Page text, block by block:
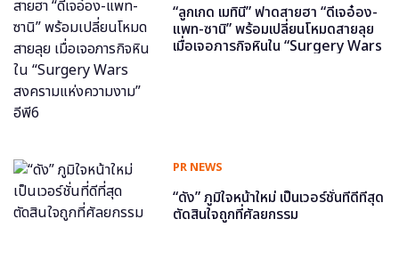
“ลูกเกด เมทินี” ฟาดสายฮา “ดีเจอ๋อง-
แพท-ซานิ” พร้อมเปลี่ยนโหมดสายลุย
เมื่อเจอภารกิจหินใน “Surgery Wars
PR NEWS
“ดัง” ภูมิใจหน้าใหม่ เป็นเวอร์ชั่นที่ดีที่สุด
ตัดสินใจถูกที่ศัลยกรรม